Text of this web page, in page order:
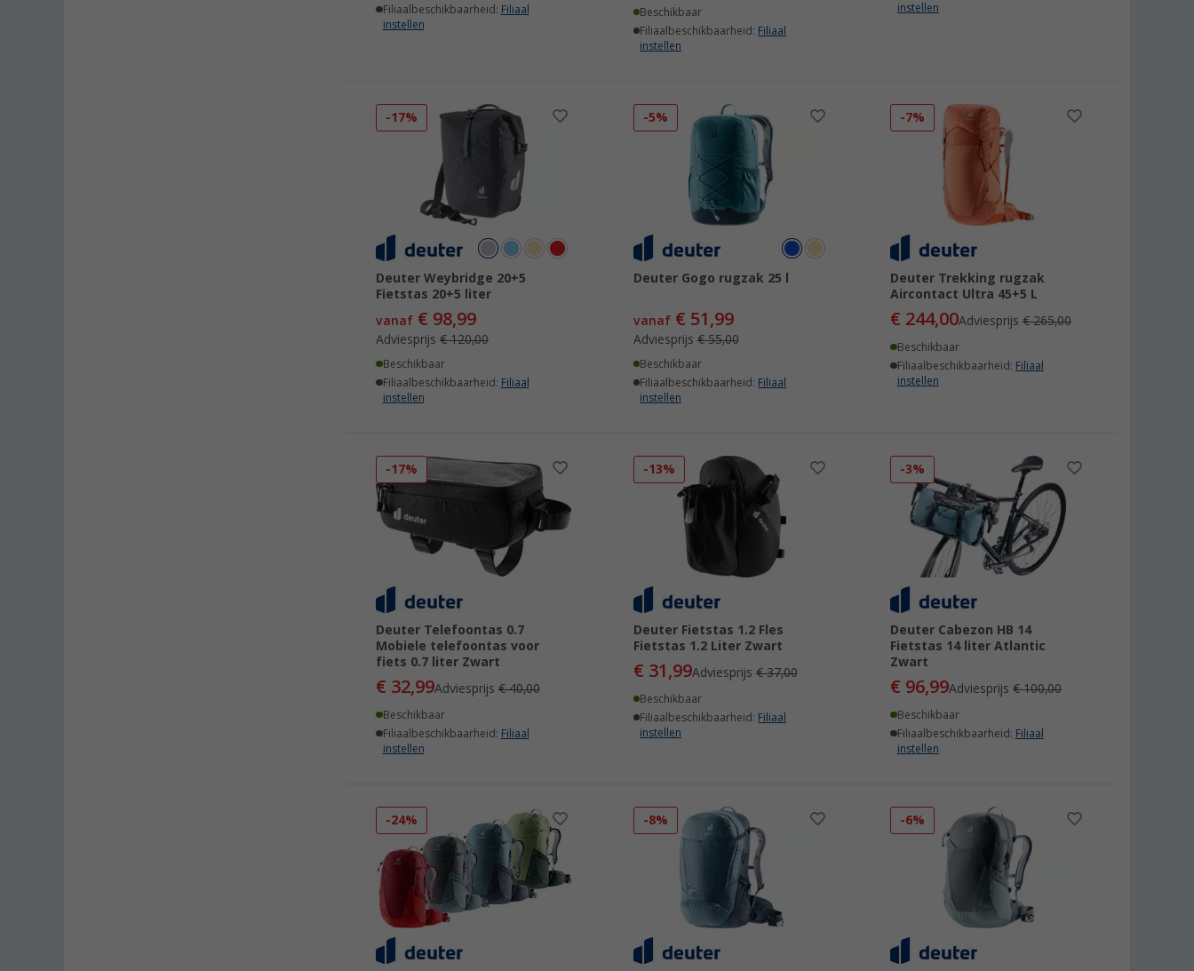
Filiaalbeschikbaarheid: Filiaal
instellen
Beschikbaar
Filiaalbeschikbaarheid: Filiaal
instellen
instellen
-17%
Deuter Weybridge 20+5
Fietstas 20+5 liter
vanaf € 98,99
Adviesprijs€ 120,00
Beschikbaar
Filiaalbeschikbaarheid: Filiaal
instellen
-5%
Deuter Gogo rugzak 25 l
vanaf€ 51,99
Adviesprijs€ 55,00
Beschikbaar
Filiaalbeschikbaarheid: Filiaal
instellen
-7%
Deuter Trekking rugzak
Aircontact Ultra 45+5 L
€ 244,00Adviesprijs€ 265,00
Beschikbaar
Filiaalbeschikbaarheid: Filiaal
instellen
-17%
Deuter Telefoontas 0.7
Mobiele telefoontas voor
fiets 0.7 liter Zwart
€ 32,99Adviesprijs€ 40,00
Beschikbaar
Filiaalbeschikbaarheid: Filiaal
instellen
-13%
Deuter Fietstas 1.2 Fles
Fietstas 1.2 Liter Zwart
€ 31,99Adviesprijs€ 37,00
Beschikbaar
Filiaalbeschikbaarheid: Filiaal
instellen
-3%
Deuter Cabezon HB 14
Fietstas 14 liter Atlantic
Zwart
€ 96,99Adviesprijs€ 100,00
Beschikbaar
Filiaalbeschikbaarheid: Filiaal
instellen
-24% -8% -6%